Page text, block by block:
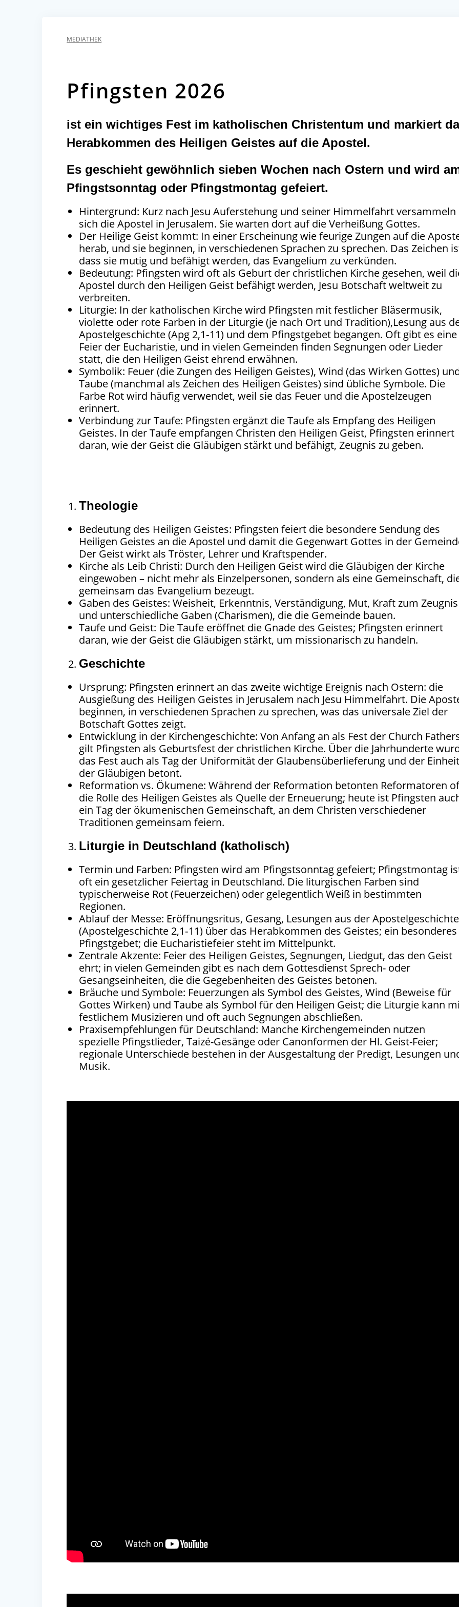
MEDIATHEK
Pfingsten 2026
ist ein wichtiges Fest im katholischen Christentum und markiert
Herabkommen des Heiligen Geistes auf die Apostel.
Es geschieht gewöhnlich sieben Wochen nach Ostern und wird
Pfingstsonntag oder Pfingstmontag gefeiert.
Hintergrund: Kurz nach Jesu Auferstehung und seiner Himmelfahrt versammeln
sich die Apostel in Jerusalem. Sie warten dort auf die Verheißung Gottes.
Der Heilige Geist kommt: In einer Erscheinung wie feurige Zungen auf die
herab, und sie beginnen, in verschiedenen Sprachen zu sprechen. Das Zeichen
dass sie mutig und befähigt werden, das Evangelium zu verkünden.
Bedeutung: Pfingsten wird oft als Geburt der christlichen Kirche gesehen, weil
Apostel durch den Heiligen Geist befähigt werden, Jesu Botschaft weltweit zu
verbreiten.
Liturgie: In der katholischen Kirche wird Pfingsten mit festlicher Bläsermusik,
violette oder rote Farben in der Liturgie (je nach Ort und Tradition),Lesung aus
Apostelgeschichte (Apg 2,1‑11) und dem Pfingstgebet begangen. Oft gibt es eine
Feier der Eucharistie, und in vielen Gemeinden finden Segnungen oder Lieder
statt, die den Heiligen Geist ehrend erwähnen.
Symbolik: Feuer (die Zungen des Heiligen Geistes), Wind (das Wirken Gottes)
Taube (manchmal als Zeichen des Heiligen Geistes) sind übliche Symbole. Die
Farbe Rot wird häufig verwendet, weil sie das Feuer und die Apostelzeugen
erinnert.
Verbindung zur Taufe: Pfingsten ergänzt die Taufe als Empfang des Heiligen
Geistes. In der Taufe empfangen Christen den Heiligen Geist, Pfingsten erinnert
daran, wie der Geist die Gläubigen stärkt und befähigt, Zeugnis zu geben.
Theologie
Bedeutung des Heiligen Geistes: Pfingsten feiert die besondere Sendung des
Heiligen Geistes an die Apostel und damit die Gegenwart Gottes in der
Der Geist wirkt als Tröster, Lehrer und Kraftspender.
Kirche als Leib Christi: Durch den Heiligen Geist wird die Gläubigen der Kirche
eingewoben – nicht mehr als Einzelpersonen, sondern als eine Gemeinschaft,
gemeinsam das Evangelium bezeugt.
Gaben des Geistes: Weisheit, Erkenntnis, Verständigung, Mut, Kraft zum Zeugnis
und unterschiedliche Gaben (Charismen), die die Gemeinde bauen.
Taufe und Geist: Die Taufe eröffnet die Gnade des Geistes; Pfingsten erinnert
daran, wie der Geist die Gläubigen stärkt, um missionarisch zu handeln.
Geschichte
Ursprung: Pfingsten erinnert an das zweite wichtige Ereignis nach Ostern: die
Ausgießung des Heiligen Geistes in Jerusalem nach Jesu Himmelfahrt. Die
beginnen, in verschiedenen Sprachen zu sprechen, was das universale Ziel der
Botschaft Gottes zeigt.
Entwicklung in der Kirchengeschichte: Von Anfang an als Fest der Church
gilt Pfingsten als Geburtsfest der christlichen Kirche. Über die Jahrhunderte
das Fest auch als Tag der Uniformität der Glaubensüberlieferung und der
der Gläubigen betont.
Reformation vs. Ökumene: Während der Reformation betonten Reformatoren
die Rolle des Heiligen Geistes als Quelle der Erneuerung; heute ist Pfingsten
ein Tag der ökumenischen Gemeinschaft, an dem Christen verschiedener
Traditionen gemeinsam feiern.
Liturgie in Deutschland (katholisch)
Termin und Farben: Pfingsten wird am Pfingstsonntag gefeiert; Pfingstmontag
oft ein gesetzlicher Feiertag in Deutschland. Die liturgischen Farben sind
typischerweise Rot (Feuerzeichen) oder gelegentlich Weiß in bestimmten
Regionen.
Ablauf der Messe: Eröffnungsritus, Gesang, Lesungen aus der Apostelgeschichte
(Apostelgeschichte 2,1‑11) über das Herabkommen des Geistes; ein besonderes
Pfingstgebet; die Eucharistiefeier steht im Mittelpunkt.
Zentrale Akzente: Feier des Heiligen Geistes, Segnungen, Liedgut, das den Geist
ehrt; in vielen Gemeinden gibt es nach dem Gottesdienst Sprech- oder
Gesangseinheiten, die die Gegebenheiten des Geistes betonen.
Bräuche und Symbole: Feuerzungen als Symbol des Geistes, Wind (Beweise für
Gottes Wirken) und Taube als Symbol für den Heiligen Geist; die Liturgie kann
festlichem Musizieren und oft auch Segnungen abschließen.
Praxisempfehlungen für Deutschland: Manche Kirchengemeinden nutzen
spezielle Pfingstlieder, Taizé-Gesänge oder Canonformen der Hl. Geist-Feier;
regionale Unterschiede bestehen in der Ausgestaltung der Predigt, Lesungen
Musik.